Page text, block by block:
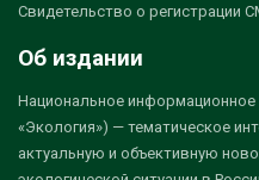
Свидетельство о регистрации
Об издании
Национальное информационное
«Экология») — тематическое
актуальную и объективную